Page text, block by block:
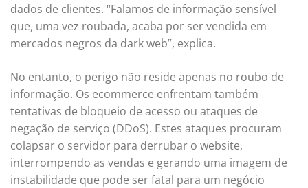
dados de clientes. “Falamos de informação sensível
que, uma vez roubada, acaba por ser vendida em
mercados negros da dark web”, explica.
No entanto, o perigo não reside apenas no roubo de
informação. Os ecommerce enfrentam também
tentativas de bloqueio de acesso ou ataques de
negação de serviço (DDoS). Estes ataques procuram
colapsar o servidor para derrubar o website,
interrompendo as vendas e gerando uma imagem de
instabilidade que pode ser fatal para um negócio